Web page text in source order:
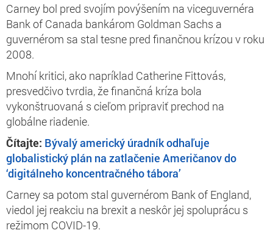
Carney bol pred svojím povýšením na viceguvernéra
Bank of Canada bankárom Goldman Sachs a
guvernérom sa stal tesne pred finančnou krízou v roku
2008.
Mnohí kritici, ako napríklad Catherine Fittovás,
presvedčivo tvrdia, že finančná kríza bola
vykonštruovaná s cieľom pripraviť prechod na
globálne riadenie.
Čítajte: Bývalý americký úradník odhaľuje
globalistický plán na zatlačenie Američanov do
‘digitálneho koncentračného tábora’
Carney sa potom stal guvernérom Bank of England,
viedol jej reakciu na brexit a neskôr jej spoluprácu s
režimom COVID-19.